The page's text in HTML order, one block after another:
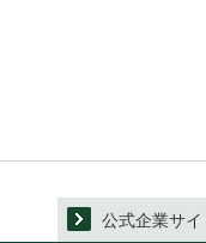
公式企業サ